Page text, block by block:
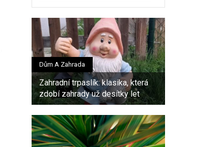
Dům A Zahrada
Zahradní trpaslík: klasika, která
zdobí zahrady už desítky let